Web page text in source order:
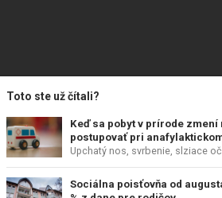
Toto ste už čítali?
Keď sa pobyt v prírode zmení
postupovať pri
Upchatý nos, svrbenie, slziace
Sociálna poisťovňa od